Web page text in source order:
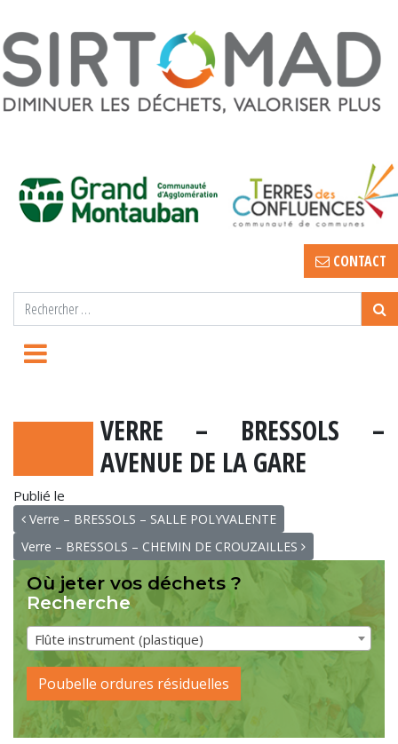
CONTACT
VERRE – BRESSOLS –
AVENUE DE LA GARE
Publié le
NAVIGATION
Verre – BRESSOLS – SALLE POLYVALENTE
Verre – BRESSOLS – CHEMIN DE CROUZAILLES
Où jeter vos déchets ?
Recherche
Flûte instrument (plastique)
Poubelle ordures résiduelles